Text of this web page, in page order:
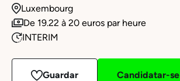
Luxembourg
De 19.22 à 20 euros par heure
INTERIM
Guardar Candidatar-se